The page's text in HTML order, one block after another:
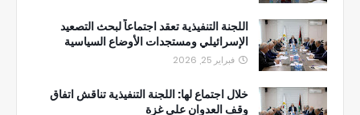
اللجنة التنفيذية تعقد اجتماعاً لبحث التصعيد
الإسرائيلي ومستجدات الأوضاع السياسية
فبراير 25, 2026
خلال اجتماع لها: اللجنة التنفيذية تناقش اتفاق
وقف العدوان على غزة